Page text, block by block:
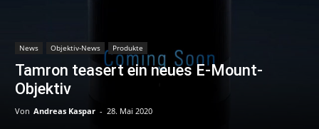
News Objektiv-News Produkte
Tamron teasert ein neues E-Mount-
Objektiv
Von Andreas Kaspar - 28. Mai 2020